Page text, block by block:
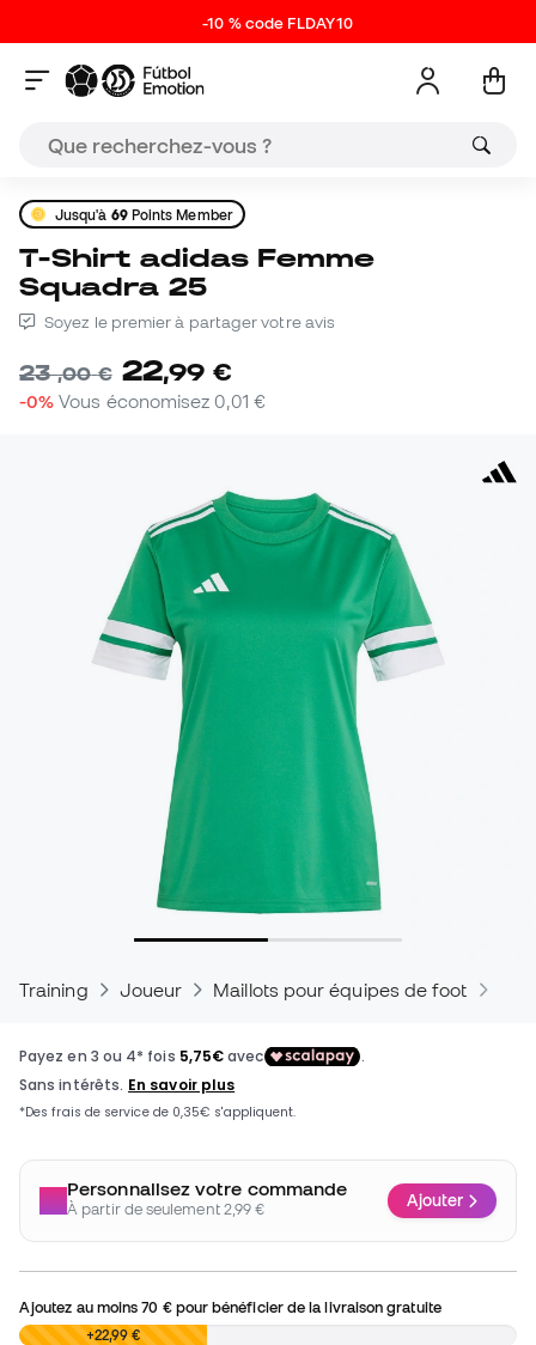
-10 % code FLDAY10
Jusqu'à 69Points Member
T-Shirt adidas Femme
Squadra 25
Soyez le premier à partager votre avis
23,00 € 22,99 €
-0% Vous économisez0,01 €
Training Joueur Maillots pour équipes de foot
Personnalisez votre commande
À partir de seulement 2,99 € Ajouter
Ajoutez au moins70 €pour bénéficier de la livraison gratuite
0,00 € +22,99 €